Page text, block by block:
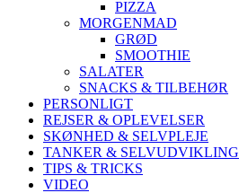
PIZZA
MORGENMAD
GRØD
SMOOTHIE
SALATER
SNACKS & TILBEHØR
PERSONLIGT
REJSER & OPLEVELSER
SKØNHED & SELVPLEJE
TANKER & SELVUDVIKLING
TIPS & TRICKS
VIDEO